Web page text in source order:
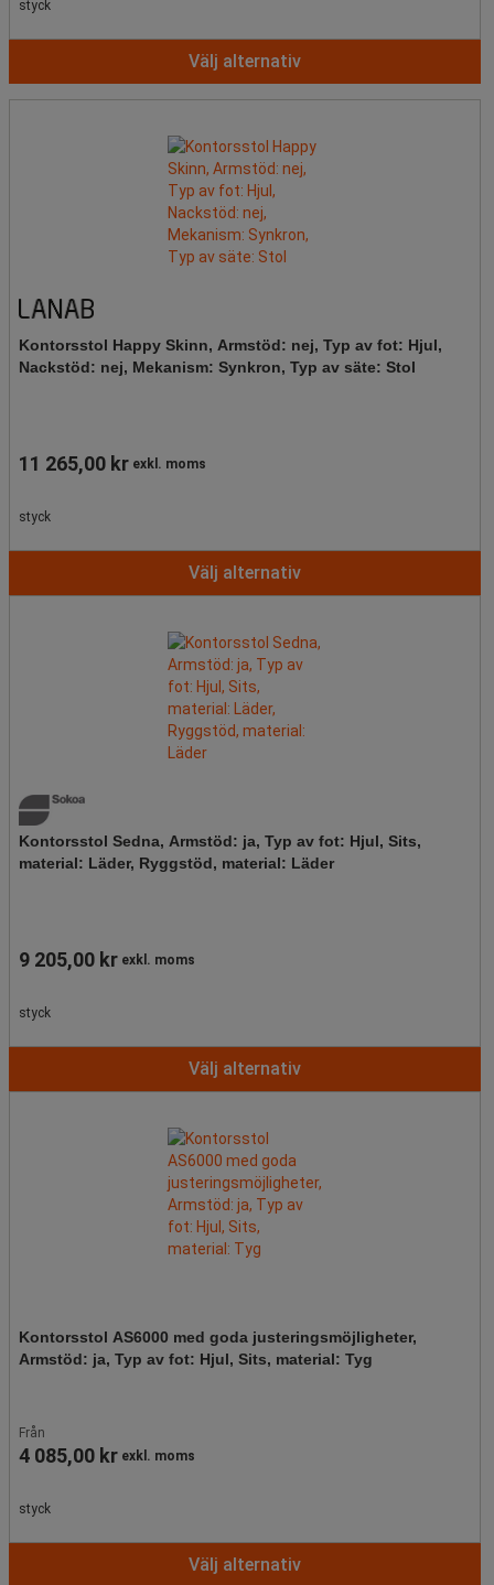
styck
Välj alternativ
Kontorsstol Happy Skinn, Armstöd: nej, Typ av fot: Hjul,
Nackstöd: nej, Mekanism: Synkron, Typ av säte: Stol
11 265,00 kr exkl. moms
styck
Välj alternativ
Kontorsstol Sedna, Armstöd: ja, Typ av fot: Hjul, Sits,
material: Läder, Ryggstöd, material: Läder
9 205,00 kr exkl. moms
styck
Välj alternativ
Kontorsstol AS6000 med goda justeringsmöjligheter,
Armstöd: ja, Typ av fot: Hjul, Sits, material: Tyg
Från
4 085,00 kr exkl. moms
styck
Välj alternativ